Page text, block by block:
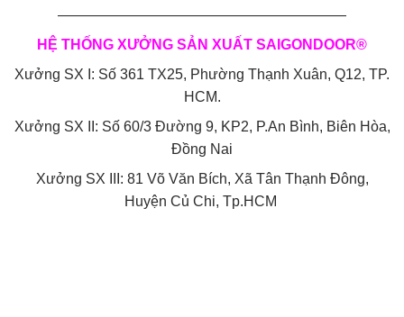
————————————————————
HỆ THỐNG XƯỞNG SẢN XUẤT SAIGONDOOR®
Xưởng SX I: Số 361 TX25, Phường Thạnh Xuân, Q12, TP.
HCM.
Xưởng SX II: Số 60/3 Đường 9, KP2, P.An Bình, Biên Hòa,
Đồng Nai
Xưởng SX III: 81 Võ Văn Bích, Xã Tân Thạnh Đông,
Huyện Củ Chi, Tp.HCM